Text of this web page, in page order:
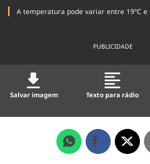
A temperatura pode variar entre 19ºC e
PUBLICIDADE
Salvar imagem Texto para rádio